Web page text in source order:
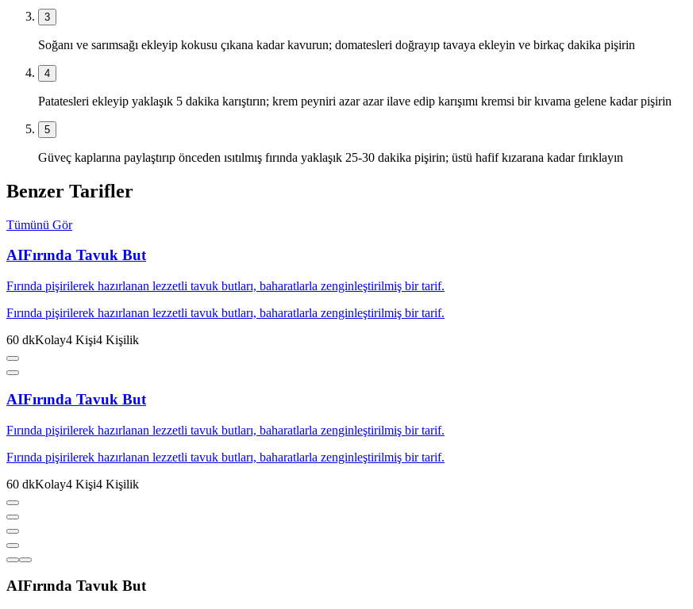
3
Soğanı ve sarımsağı ekleyip kokusu çıkana kadar kavurun; domatesleri doğrayıp tavaya ekleyin ve birkaç dakika pişirin
4
Patatesleri ekleyip yaklaşık 5 dakika karıştırın; krem peyniri azar azar ilave edip karışımı kremsi bir kıvama gelene kadar pişirin
5
Güveç kaplarına paylaştırıp önceden ısıtılmış fırında yaklaşık 25-30 dakika pişirin; üstü hafif kızarana kadar fırıklayın
Benzer Tarifler
Tümünü Gör
AIFırında Tavuk But
Fırında pişirilerek hazırlanan lezzetli tavuk butları, baharatlarla zenginleştirilmiş bir tarif.
Fırında pişirilerek hazırlanan lezzetli tavuk butları, baharatlarla zenginleştirilmiş bir tarif.
60 dkKolay4 Kişi4 Kişilik
AIFırında Tavuk But
Fırında pişirilerek hazırlanan lezzetli tavuk butları, baharatlarla zenginleştirilmiş bir tarif.
Fırında pişirilerek hazırlanan lezzetli tavuk butları, baharatlarla zenginleştirilmiş bir tarif.
60 dkKolay4 Kişi4 Kişilik
AIFırında Tavuk But